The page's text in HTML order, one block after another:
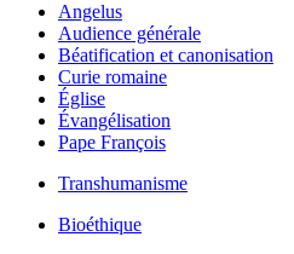
Angelus
Audience générale
Béatification et canonisation
Curie romaine
Église
Évangélisation
Pape François
Transhumanisme
Bioéthique